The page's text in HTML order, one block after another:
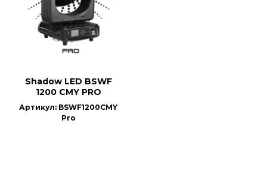
Shadow LED BSWF
1200 CMY PRO
Артикул: BSWF1200CMY
Pro